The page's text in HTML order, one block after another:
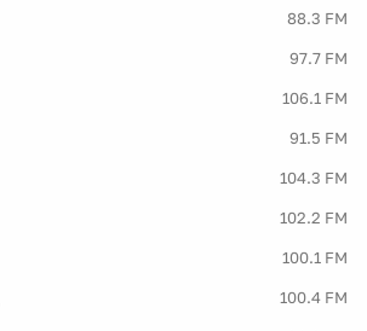
88.3 FM
97.7 FM
106.1 FM
91.5 FM
104.3 FM
102.2 FM
100.1 FM
100.4 FM